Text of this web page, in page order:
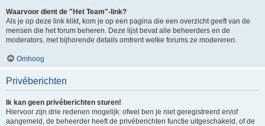
Waarvoor dient de "Het Team"-link?
Als je op deze link klikt, kom je op een pagina die een overzicht geeft van de
mensen die het forum beheren. Deze lijst bevat alle beheerders en de
moderators, met bijhorende details omtrent welke forums ze modereren.
Omhoog
Privéberichten
Ik kan geen privéberichten sturen!
Hiervoor zijn drie redenen mogelijk: ofwel ben je niet geregistreerd en/of
aangemeld, de beheerder heeft de privéberichten functie uitgeschakeld, of de